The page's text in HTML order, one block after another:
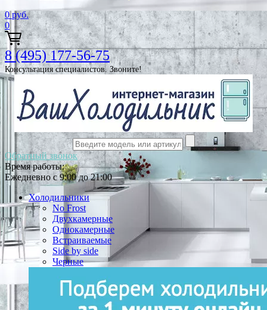
0 руб.
0
8 (495) 177-56-75
Консультация специалистов. Звоните!
Обратный звонок
Время работы:
Ежедневно с 9:00 до 21:00
Холодильники
No Frost
Двухкамерные
Однокамерные
Встраиваемые
Side by side
Черные